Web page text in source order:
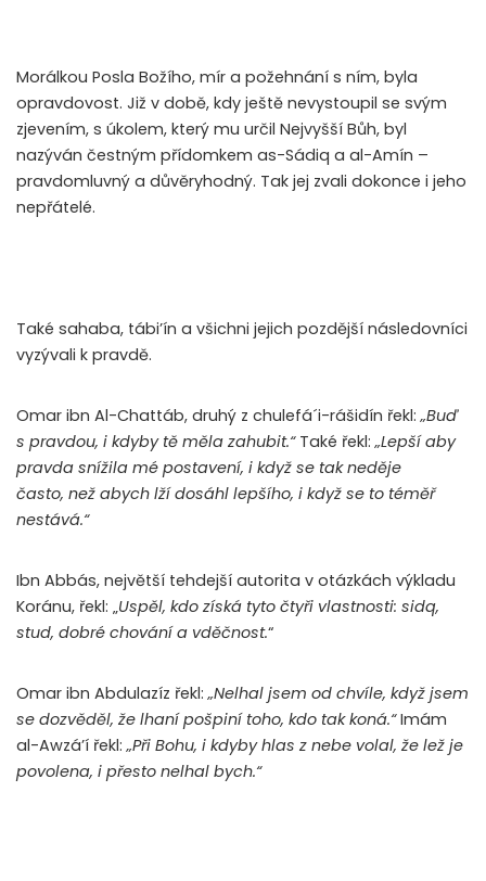
Morálkou Posla Božího, mír a požehnání s ním, byla
opravdovost. Již v době, kdy ještě nevystoupil se svým
zjevením, s úkolem, který mu určil Nejvyšší Bůh, byl
nazýván čestným přídomkem as-Sádiq a al-Amín –
pravdomluvný a důvěryhodný. Tak jej zvali dokonce i jeho
nepřátelé.
Také sahaba, tábi’ín a všichni jejich pozdější následovníci
vyzývali k pravdě.
Omar ibn Al-Chattáb, druhý z chulefá´i-rášidín řekl:„Buď
s pravdou, i kdyby tě měla zahubit.“Také řekl:„Lepší aby
pravda snížila mé postavení, i když se tak neděje
často, než abych lží dosáhl lepšího, i když se to téměř
nestává.“
Ibn Abbás, největší tehdejší autorita v otázkách výkladu
Koránu, řekl: „Uspěl, kdo získá tyto čtyři vlastnosti: sidq,
stud, dobré chování a vděčnost.“
Omar ibn Abdulazíz řekl:„Nelhal jsem od chvíle, když jsem
se dozvěděl, že lhaní pošpiní toho, kdo tak koná.“Imám
al-Awzá’í řekl:„Při Bohu, i kdyby hlas z nebe volal, že lež je
povolena, i přesto nelhal bych.“